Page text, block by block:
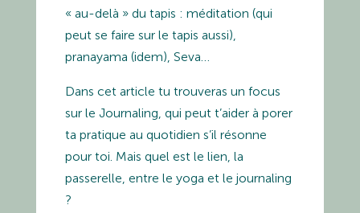
« au-delà » du tapis : méditation (qui
peut se faire sur le tapis aussi),
pranayama (idem), Seva…
Dans cet article tu trouveras un focus
sur le Journaling, qui peut t’aider à porer
ta pratique au quotidien s’il résonne
pour toi. Mais quel est le lien, la
passerelle, entre le yoga et le journaling
?